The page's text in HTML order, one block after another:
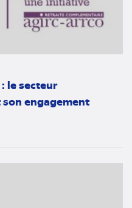
le secteur
engagement